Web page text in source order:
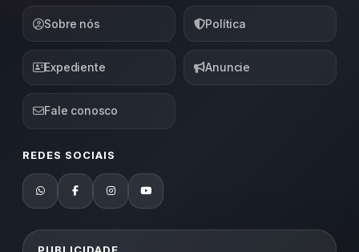
Sobre nós Política
Expediente Anuncie
Fale conosco
REDES SOCIAIS